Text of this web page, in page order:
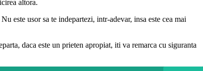
altora.
este usor sa te indepartezi, intr-adevar, insa este cea mai
daca este un prieten apropiat, iti va remarca cu siguranta